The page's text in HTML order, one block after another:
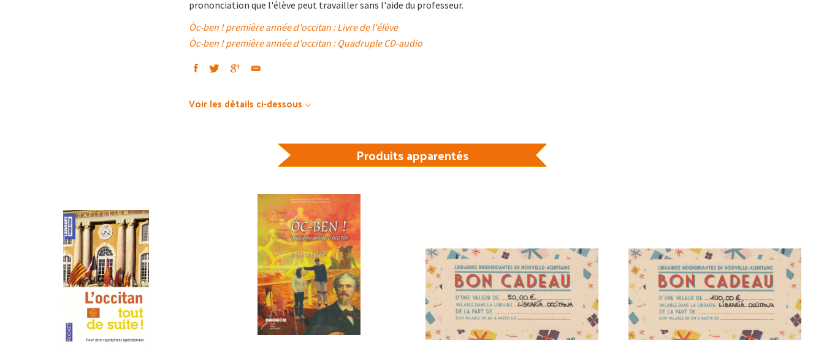
prononciation que l'élève peut travailler sans l'aide du professeur.
Òc-ben ! première année d'occitan : Livre de l'élève
Òc-ben ! première année d'occitan : Quadruple CD-audio
Voir les détails ci-dessous
Produits apparentés